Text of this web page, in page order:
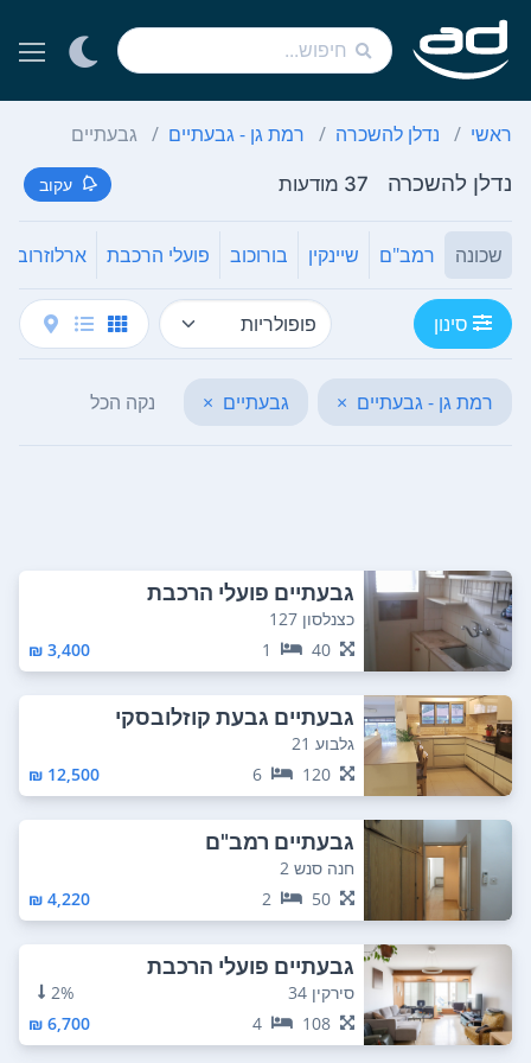
ראשי נדלן להשכרה רמת גן - גבעתיים גבעתיים
נדלן להשכרה 37 מודעות עקוב
שכונה רמב"ם שיינקין בורוכוב פועלי הרכבת ארלוזרוב
סינון
רמת גן - גבעתיים × גבעתיים × נקה הכל
גבעתיים פועלי הרכבת
כצנלסון 127
40
1
3,400 ₪
גבעתיים גבעת קוזלובסקי
גלבוע 21
120
6
12,500 ₪
גבעתיים רמב"ם
חנה סנש 2
50
2
4,220 ₪
גבעתיים פועלי הרכבת
סירקין 34
2%
108
4
6,700 ₪